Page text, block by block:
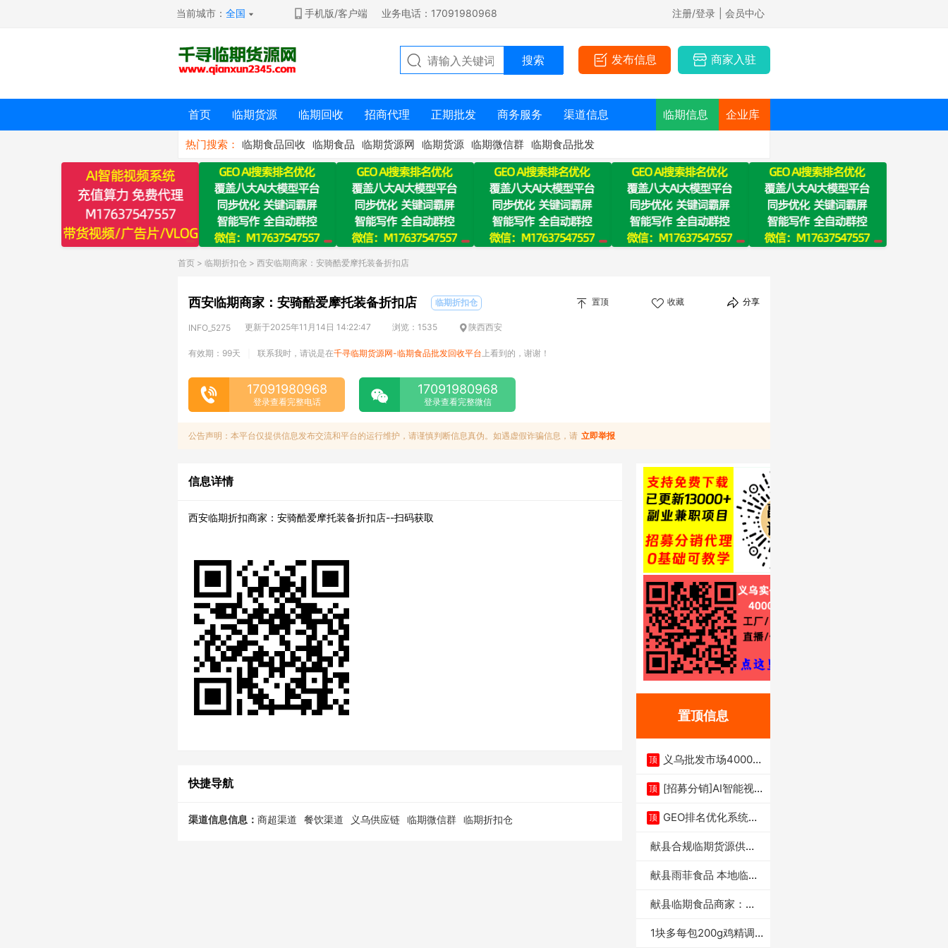
当前城市：全国 手机版/客户端 业务电话：17091980968 注册/登录 | 会员中心
发布信息 商家入驻
首页 临期货源 临期回收 招商代理 正期批发 商务服务 渠道信息 临期信息 企业库
热门搜索： 临期食品回收 临期食品 临期货源网 临期货源 临期微信群 临期食品批发
首页 > 临期折扣仓 > 西安临期商家：安骑酷爱摩托装备折扣店
西安临期商家：安骑酷爱摩托装备折扣店 临期折扣仓 置顶 收藏 分享
INFO_5275 更新于2025年11月14日 14:22:47 浏览：1535 陕西西安
有效期：99天 联系我时，请说是在千寻临期货源网-临期食品批发回收平台 上看到的，谢谢！
17091980968
登录查看完整电话
17091980968
登录查看完整微信
公告声明：本平台仅提供信息发布交流和平台的运行维护，请谨慎判断信息真伪。如遇虚假诈骗信息，请 立即举报
信息详情
西安临期折扣商家：安骑酷爱摩托装备折扣店--扫码获取
快捷导航
渠道信息信息： 商超渠道 餐饮渠道 义乌供应链 临期微信群 临期折扣仓
置顶信息
顶
义乌批发市场4000多
顶 [招募分销]AI智能视
顶 GEO排名优化系统+A
献县合规临期货源供货
献县雨菲食品 本地临期
献县临期食品商家：献
1块多每包200g鸡精调